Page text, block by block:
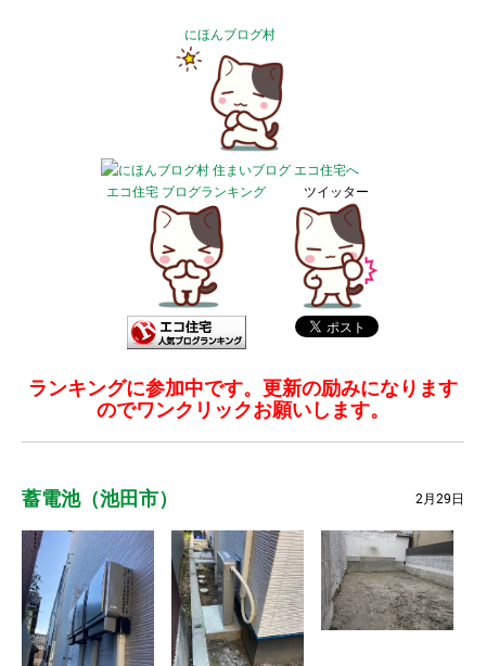
にほんブログ村
エコ住宅 ブログランキング ツイッター
ランキングに参加中です。更新の励みになります
のでワンクリックお願いします。
蓄電池（池田市） 2月29日